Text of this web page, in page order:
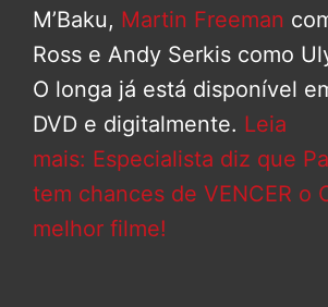
M’Baku, Martin Freeman
Ross e Andy Serkis como
O longa já está disponível
DVD e digitalmente. Leia
mais: Especialista diz que
tem chances de VENCER o
melhor filme!